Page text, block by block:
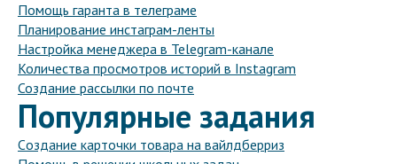
Помощь гаранта в телеграме
Планирование инстаграм-ленты
Настройка менеджера в Telegram-канале
Количества просмотров историй в Instagram
Создание рассылки по почте
Популярные задания
Cоздание карточки товара на вайлдберриз